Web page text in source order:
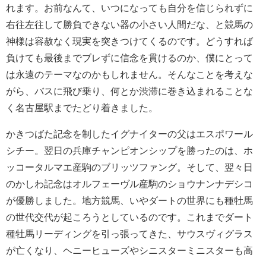
れます。お前なんて、いつになっても自分を信じられずに
右往左往して勝負できない器の小さい人間だな、と競馬の
神様は容赦なく現実を突きつけてくるのです。どうすれば
負けても最後までブレずに信念を貫けるのか、僕にとって
は永遠のテーマなのかもしれません。そんなことを考えな
がら、バスに飛び乗り、何とか渋滞に巻き込まれることな
く名古屋駅までたどり着きました。
かきつばた記念を制したイグナイターの父はエスポワール
シチー。翌日の兵庫チャンピオンシップを勝ったのは、ホ
ッコータルマエ産駒のブリッツファング。そして、翌々日
のかしわ記念はオルフェーヴル産駒のショウナンナデシコ
が優勝しました。地方競馬、いやダートの世界にも種牡馬
の世代交代が起ころうとしているのです。これまでダート
種牡馬リーディングを引っ張ってきた、サウスヴィグラス
が亡くなり、ヘニーヒューズやシニスターミニスターも高